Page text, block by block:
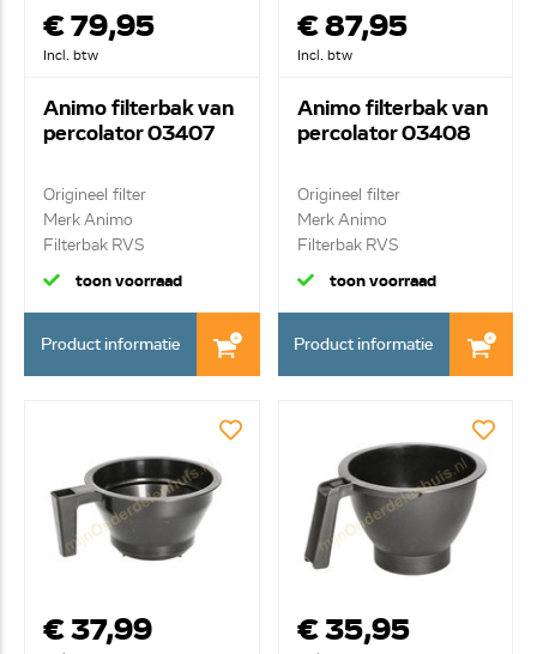
€ 79,95
Incl. btw
Animo filterbak van
percolator 03407
Origineel filter
Merk Animo
Filterbak RVS
toon voorraad
Product informatie
€ 87,95
Incl. btw
Animo filterbak van
percolator 03408
Origineel filter
Merk Animo
Filterbak RVS
toon voorraad
Product informatie
€ 37,99 € 35,95